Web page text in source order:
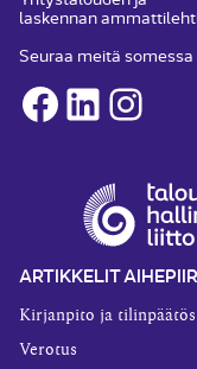
laskennan
Seuraa meitä somessa
Facebook
LinkedIn
ARTIKKELIT
Kirjanpito ja tilinpäätös
Verotus